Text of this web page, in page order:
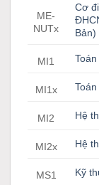
ME-
NUTx
Cơ
Bản)
MI1
MI1x
MI2 Hệ
MI2x Hệ
MS1 Kỹ